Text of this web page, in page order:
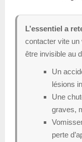
L’essentiel a
contacter vite un
être invisible au
Un
lésions
Une
graves,
perte